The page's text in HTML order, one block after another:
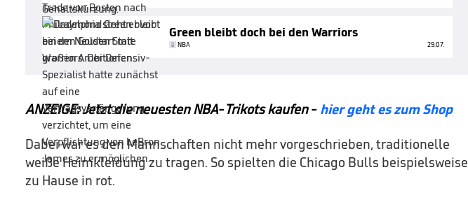
Green bleibt doch bei den Warriors
NBA 29.07.
ANZEIGE: Jetzt die neuesten NBA-Trikots kaufen - hier geht es zum Shop
Dabei war es den Mannschaften nicht mehr vorgeschrieben, traditionelle
weiße Heimkleidung zu tragen. So spielten die Chicago Bulls beispielsweise
zu Hause in rot.